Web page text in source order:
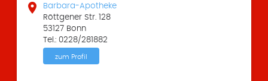

Barbara-Apotheke
Röttgener Str. 128
53127 Bonn
Tel.: 0228/281882
zum Profil